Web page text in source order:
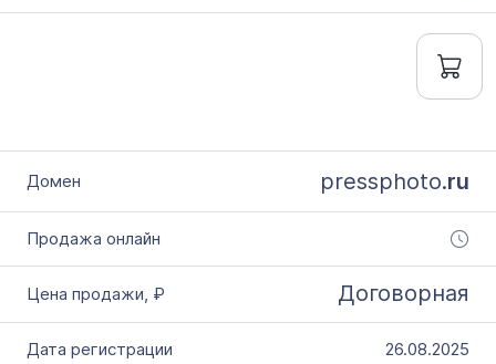
pressphoto.ru
Договорная
26.08.2025